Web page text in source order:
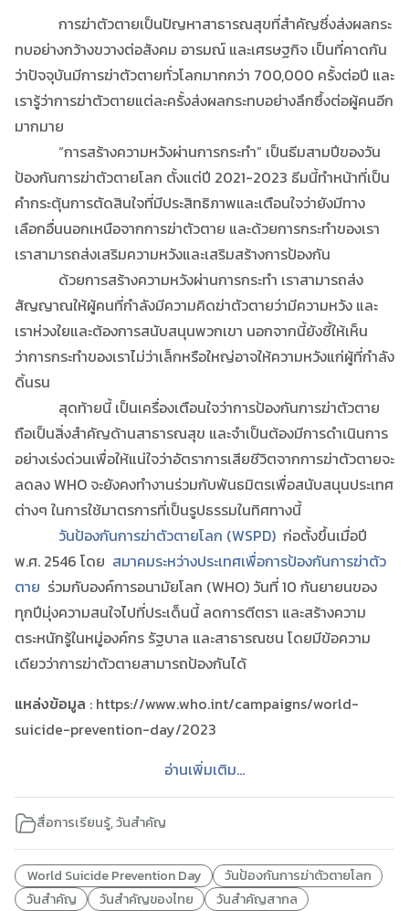
การฆ่าตัวตายเป็นปัญหาสาธารณสุขที่สำคัญซึ่งส่งผลกระ
ทบอย่างกว้างขวางต่อสังคม อารมณ์ และเศรษฐกิจ เป็นที่คาดกัน
ว่าปัจจุบันมีการฆ่าตัวตายทั่วโลกมากกว่า 700,000 ครั้งต่อปี และ
เรารู้ว่าการฆ่าตัวตายแต่ละครั้งส่งผลกระทบอย่างลึกซึ้งต่อผู้คนอีก
มากมาย
“การสร้างความหวังผ่านการกระทำ” เป็นธีมสามปีของวัน
ป้องกันการฆ่าตัวตายโลก ตั้งแต่ปี 2021-2023 ธีมนี้ทำหน้าที่เป็น
คำกระตุ้นการตัดสินใจที่มีประสิทธิภาพและเตือนใจว่ายังมีทาง
เลือกอื่นนอกเหนือจากการฆ่าตัวตาย และด้วยการกระทำของเรา
เราสามารถส่งเสริมความหวังและเสริมสร้างการป้องกัน
ด้วยการสร้างความหวังผ่านการกระทำ เราสามารถส่ง
สัญญาณให้ผู้คนที่กำลังมีความคิดฆ่าตัวตายว่ามีความหวัง และ
เราห่วงใยและต้องการสนับสนุนพวกเขา นอกจากนี้ยังชี้ให้เห็น
ว่าการกระทำของเราไม่ว่าเล็กหรือใหญ่อาจให้ความหวังแก่ผู้ที่กำลัง
ดิ้นรน
สุดท้ายนี้ เป็นเครื่องเตือนใจว่าการป้องกันการฆ่าตัวตาย
ถือเป็นสิ่งสำคัญด้านสาธารณสุข และจำเป็นต้องมีการดำเนินการ
อย่างเร่งด่วนเพื่อให้แน่ใจว่าอัตราการเสียชีวิตจากการฆ่าตัวตายจะ
ลดลง WHO จะยังคงทำงานร่วมกับพันธมิตรเพื่อสนับสนุนประเทศ
ต่างๆ ในการใช้มาตรการที่เป็นรูปธรรมในทิศทางนี้
วันป้องกันการฆ่าตัวตายโลก (WSPD) ก่อตั้งขึ้นเมื่อปี
พ.ศ. 2546 โดย สมาคมระหว่างประเทศเพื่อการป้องกันการฆ่าตัว
ตาย ร่วมกับองค์การอนามัยโลก (WHO) วันที่ 10 กันยายนของ
ทุกปีมุ่งความสนใจไปที่ประเด็นนี้ ลดการตีตรา และสร้างความ
ตระหนักรู้ในหมู่องค์กร รัฐบาล และสาธารณชน โดยมีข้อความ
เดียวว่าการฆ่าตัวตายสามารถป้องกันได้
แหล่งข้อมูล : https://www.who.int/campaigns/world-
suicide-prevention-day/2023
อ่านเพิ่มเติม...
สื่อการเรียนรู้,วันสำคัญ
World Suicide Prevention Day
วันป้องกันการฆ่าตัวตายโลก
วันสำคัญ
วันสำคัญของไทย
วันสำคัญสากล